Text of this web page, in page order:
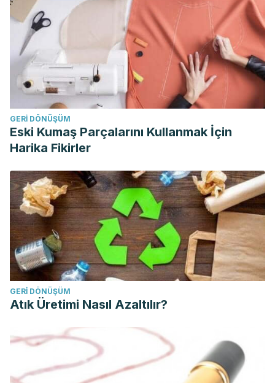
GERI DÖNÜŞÜM
Eski Kumaş Parçalarını Kullanmak İçin
Harika Fikirler
GERI DÖNÜŞÜM
Atık Üretimi Nasıl Azaltılır?